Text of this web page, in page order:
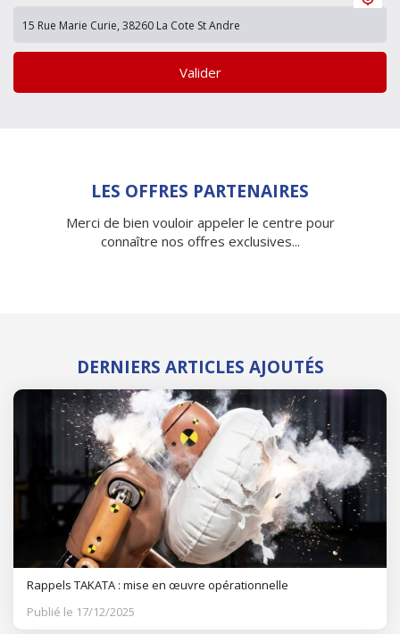
Valider
LES OFFRES PARTENAIRES
Merci de bien vouloir appeler le centre pour
connaître nos offres exclusives...
DERNIERS ARTICLES AJOUTÉS
Rappels TAKATA : mise en œuvre opérationnelle
Publié le 17/12/2025